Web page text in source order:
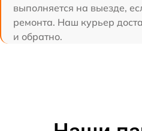
выполняется на выезде,
ремонта. Наш курьер
и обратно.